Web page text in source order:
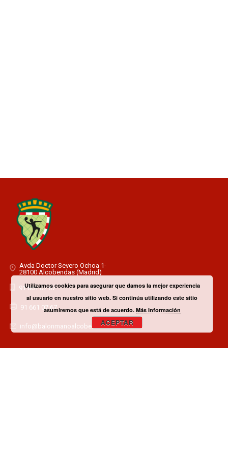
Avda Doctor Severo Ochoa 1-
28100 Alcobendas (Madrid)
91 661 07 67
91 661 07 67
info@balonmanoalcobendas.es
Utilizamos cookies para asegurar que damos la mejor experiencia
al usuario en nuestro sitio web. Si continúa utilizando este sitio
asumiremos que está de acuerdo. Más Información
ACEPTAR